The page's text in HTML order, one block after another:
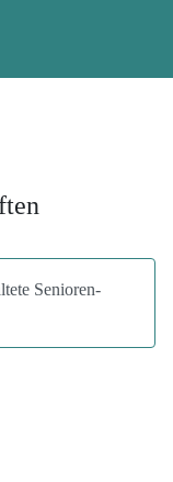
Senioren-